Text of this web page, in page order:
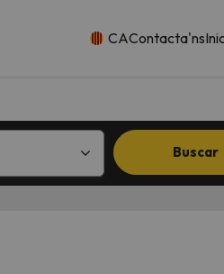
CAContacta'ns
Buscar